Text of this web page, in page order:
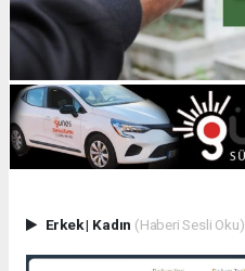
Erkek| Kadın (Haberi Sesli Oku)